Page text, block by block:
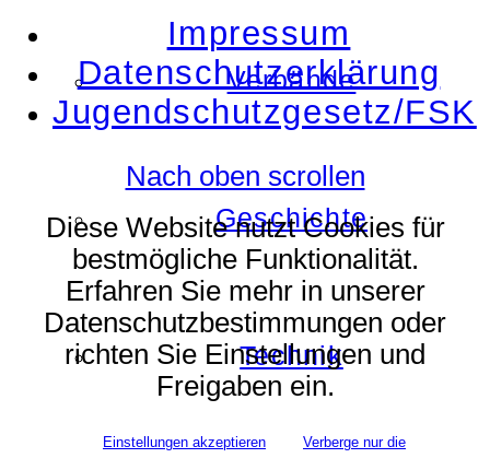
Verbände
Geschichte
Technik
Impressum
Datenschutzerklärung
Jugendschutzgesetz/FSK
Nach oben scrollen
Diese Website nutzt Cookies für
bestmögliche Funktionalität.
Erfahren Sie mehr in unserer
Datenschutzbestimmungen oder
richten Sie Einstellungen und
Freigaben ein.
Einstellungen akzeptieren
Verberge nur die